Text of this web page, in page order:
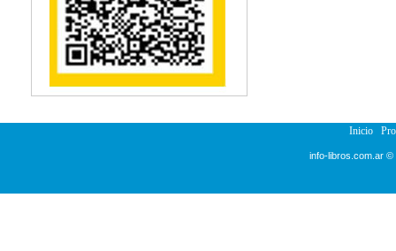
Inicio
info-libros.com.ar